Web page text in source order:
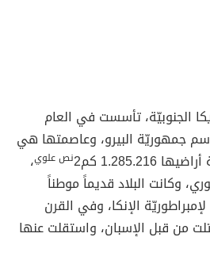
الجنوبيّة، تأسست في العام
باسم جمهوريّة البيرو، وعاصمتها هي
كم2
نص علوي،
وكانت البلاد قديماً موطناً
الإنكا، وفي القرن
من قبل الإسبان، واستقلت عنها